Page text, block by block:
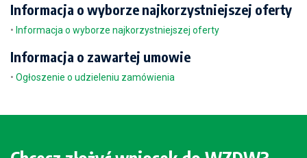
Informacja o wyborze najkorzystniejszej oferty
• Informacja o wyborze najkorzystniejszej oferty
Informacja o zawartej umowie
• Ogłoszenie o udzieleniu zamówienia